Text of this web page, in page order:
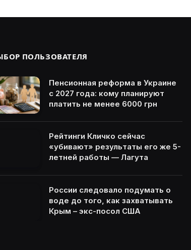
ПОЛЬЗОВАТЕЛЯ
Пенсионная реформа в Украине
с 2027 года: кому планируют
платить не менее 6000 грн
Рейтинги Кличко сейчас
«убивают» результаты его же 5-
летней работы — Лагута
России следовало подумать о
воде до того, как захватывать
Крым – экс-посол США